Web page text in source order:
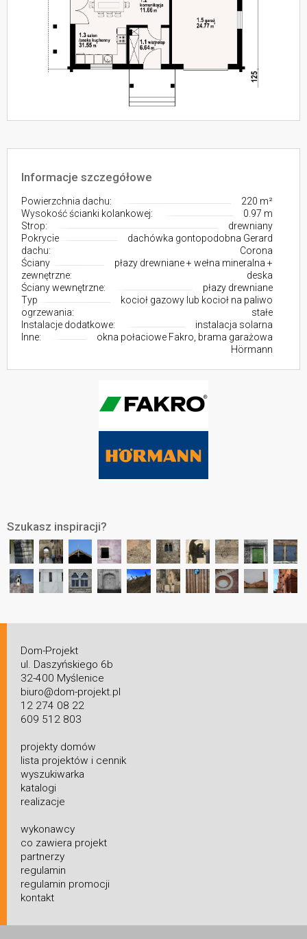
Informacje szczegółowe
Powierzchnia dachu:
220 m²
Wysokość ścianki kolankowej:
0.97 m
Strop:
drewniany
Pokrycie
dachu:
dachówka gontopodobna Gerard
Corona
Ściany
zewnętrzne:
płazy drewniane + wełna mineralna +
deska
Ściany wewnętrzne:
płazy drewniane
Typ
ogrzewania:
kocioł gazowy lub kocioł na paliwo
stałe
Instalacje dodatkowe:
instalacja solarna
Inne:
okna połaciowe Fakro, brama garażowa
Hörmann
Szukasz inspiracji?
Dom-Projekt
ul. Daszyńskiego 6b
32-400 Myślenice
biuro@dom-projekt.pl
12 274 08 22
609 512 803
projekty domów
lista projektów i cennik
wyszukiwarka
katalogi
realizacje
wykonawcy
co zawiera projekt
partnerzy
regulamin
regulamin promocji
kontakt